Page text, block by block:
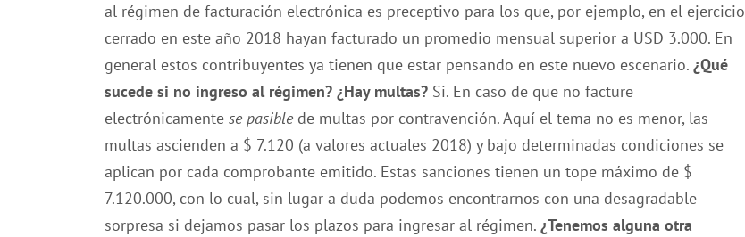
al régimen de facturación electrónica es preceptivo para los que, por ejemplo, en el ejercicio
cerrado en este año 2018 hayan facturado un promedio mensual superior a USD 3.000. En
general estos contribuyentes ya tienen que estar pensando en este nuevo escenario. ¿Qué
sucede si no ingreso al régimen? ¿Hay multas? Si. En caso de que no facture
electrónicamente se pasiblede multas por contravención. Aquí el tema no es menor, las
multas ascienden a $ 7.120 (a valores actuales 2018) y bajo determinadas condiciones se
aplican por cada comprobante emitido. Estas sanciones tienen un tope máximo de $
7.120.000, con lo cual, sin lugar a duda podemos encontrarnos con una desagradable
sorpresa si dejamos pasar los plazos para ingresar al régimen. ¿Tenemos alguna otra